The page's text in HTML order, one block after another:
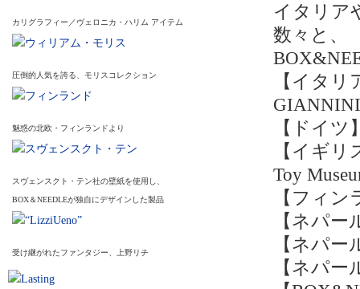
カリグラフィー／ヴェロニカ・ハリム アイテム
圧倒的人気を誇る、モリスコレクション
魅惑の北欧・フィンランドより
スヴェンスクト・テン社の壁紙を使用し、
BOX＆NEEDLEが独自にデザインした製品
受け継がれたファンタジー、上野リチ
イタリア
数々と、
【イタリ
GIANNINI
【ドイツ
【イギリ
Toy
【フィン
【ネパー
【ネパ
【ネパ